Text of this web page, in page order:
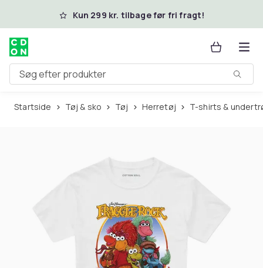
Spring til hovedindhold
Kun 299 kr. tilbage før fri fragt!
Søg efter produkter
Startside Tøj & sko Tøj Herretøj T-shirts &